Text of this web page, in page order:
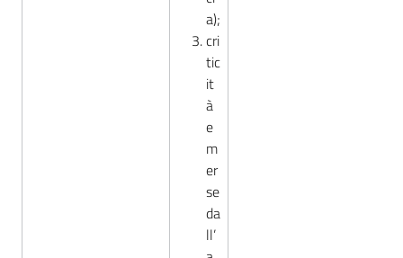
a);
cri
tic
it
à
e
m
er
se
da
ll’